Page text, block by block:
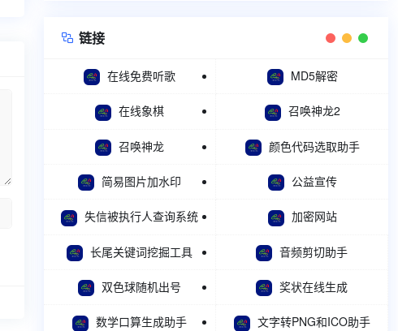
 链接
在线免费听歌 MD5解密
在线象棋 召唤神龙2
召唤神龙 颜色代码选取助手
简易图片加水印 公益宣传
失信被执行人查询系统 加密网站
长尾关键词挖掘工具 音频剪切助手
双色球随机出号 奖状在线生成
数学口算生成助手 文字转PNG和ICO助手